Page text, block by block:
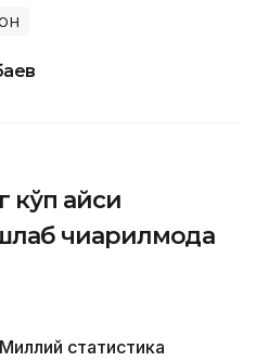
қайси
чиқарилмоқда
статистика